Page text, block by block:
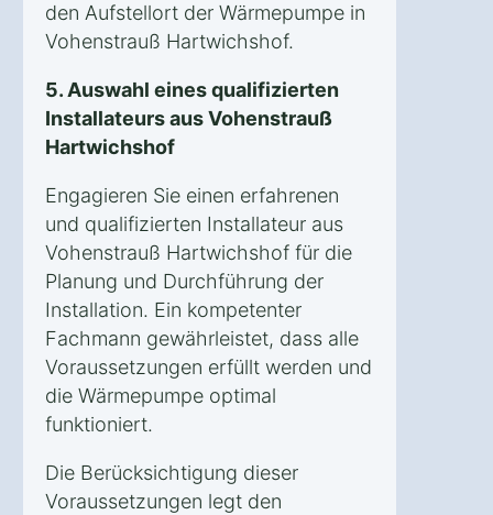
den Aufstellort der Wärmepumpe in
Vohenstrauß Hartwichshof.
5. Auswahl eines qualifizierten
Installateurs aus Vohenstrauß
Hartwichshof
Engagieren Sie einen erfahrenen
und qualifizierten Installateur aus
Vohenstrauß Hartwichshof für die
Planung und Durchführung der
Installation. Ein kompetenter
Fachmann gewährleistet, dass alle
Voraussetzungen erfüllt werden und
die Wärmepumpe optimal
funktioniert.
Die Berücksichtigung dieser
Voraussetzungen legt den